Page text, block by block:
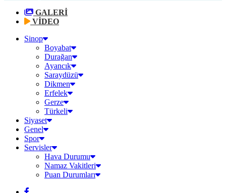
GALERİ
VİDEO
Sinop
Boyabat
Durağan
Ayancık
Saraydüzü
Dikmen
Erfelek
Gerze
Türkeli
Siyaset
Genel
Spor
Servisler
Hava Durumu
Namaz Vakitleri
Puan Durumları